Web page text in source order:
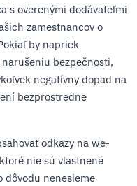
s overenými dodávateľmi
zamestnancov o
by napriek
bezpečnosti,
negatívny dopad na
bezprostredne
od­kazy na we­
nie sú vlast­nené
dôvodu nenesieme